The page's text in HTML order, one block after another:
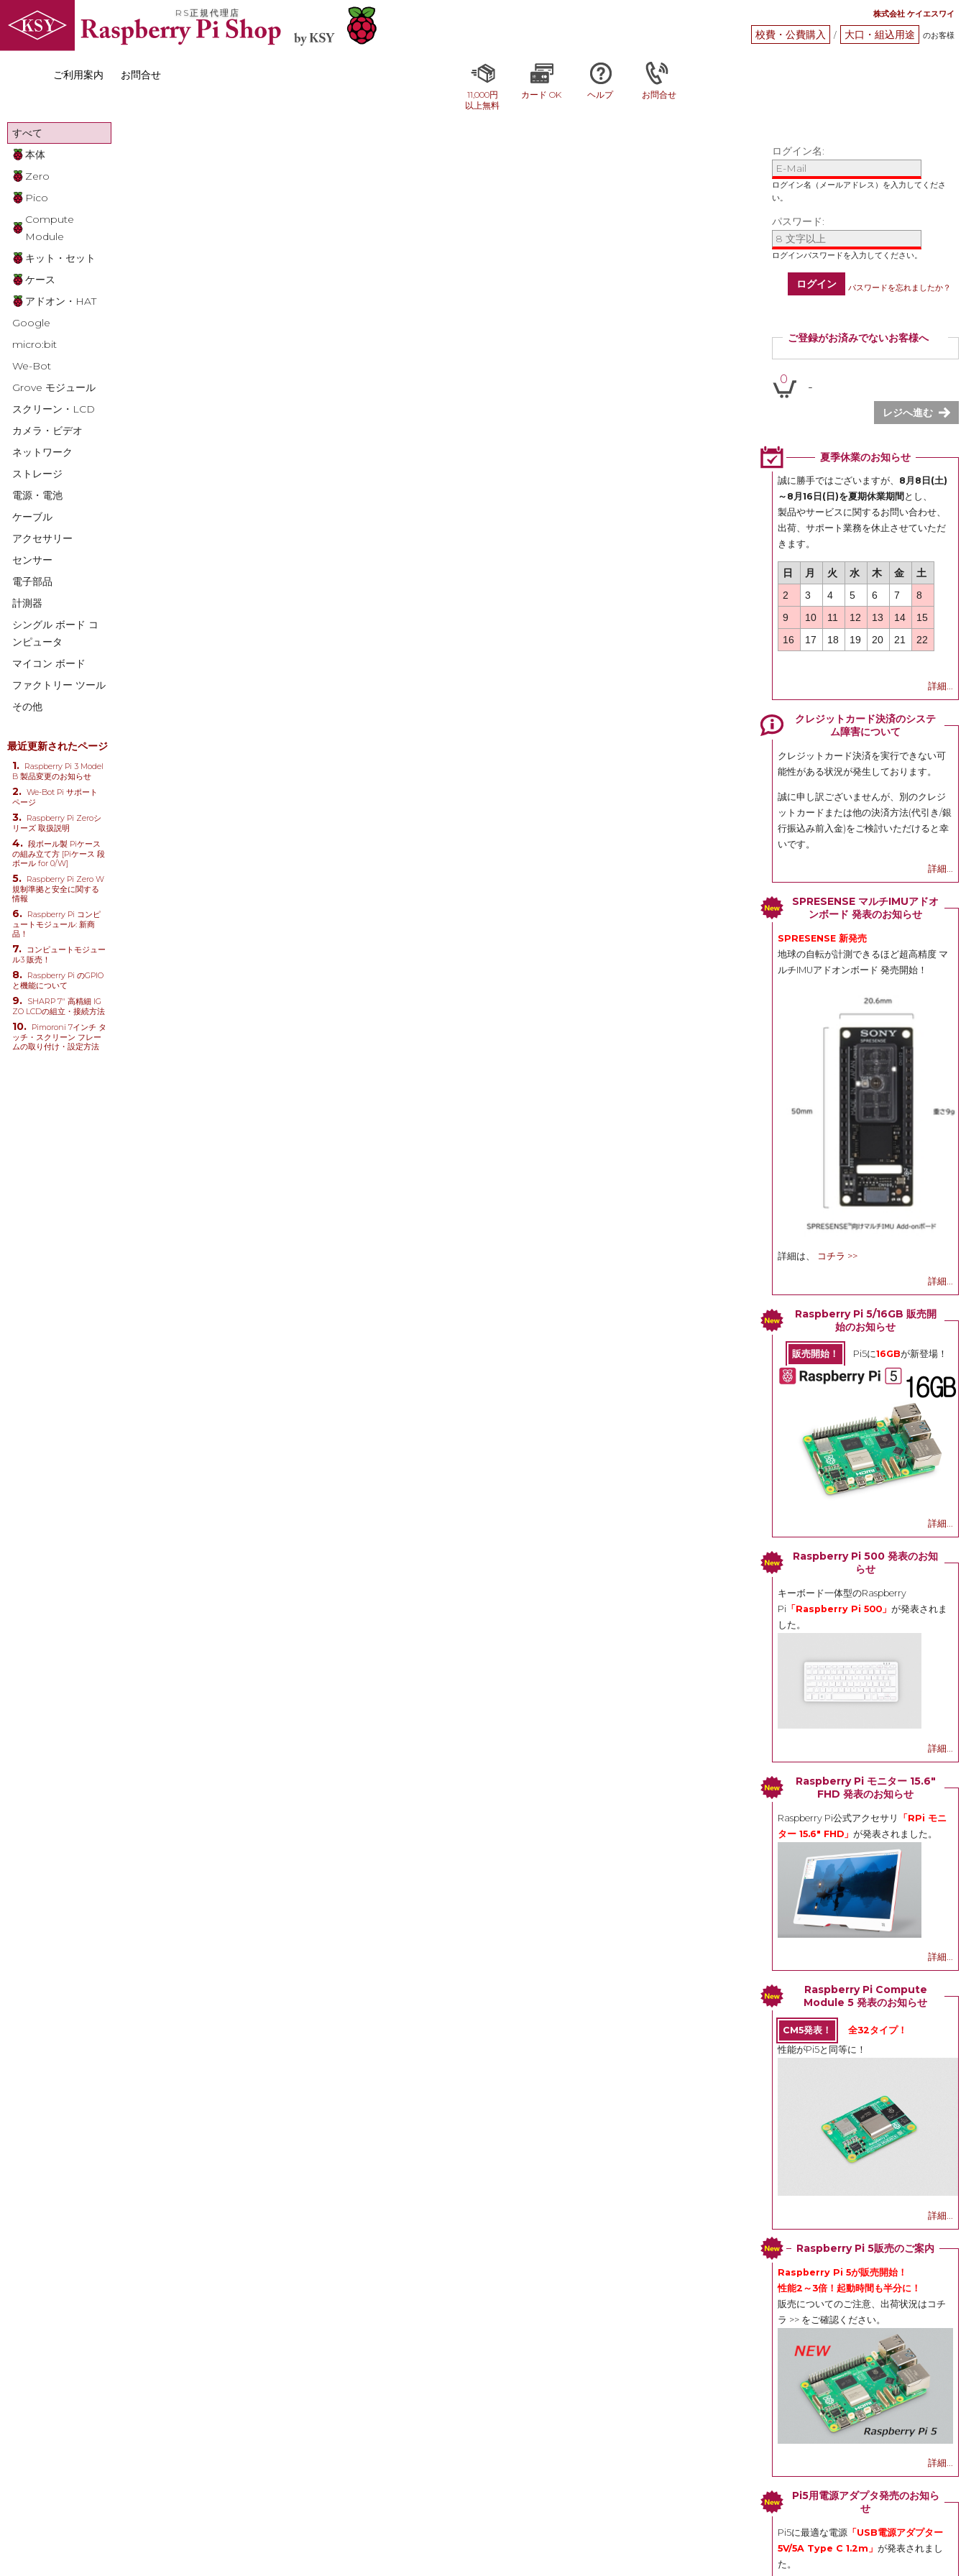
RS正規代理店 株式会社 ケイエスワイ
校費・公費購入 / 大口・組込用途 のお客様
ご利用案内 お問合せ
11,000円
以上無料
カード OK ヘルプ お問合せ
すべて
本体
Zero
Pico
Compute
Module
キット・セット
ケース
アドオン・HAT
Google
micro:bit
We-Bot
Grove モジュール
スクリーン・LCD
カメラ・ビデオ
ネットワーク
ストレージ
電源・電池
ケーブル
アクセサリー
センサー
電子部品
計測器
シングル ボード コ
ンピュータ
マイコン ボード
ファクトリー ツール
その他
最近更新されたページ
Raspberry Pi 3 Model
B 製品変更のお知らせ
We-Bot Pi サポート
ページ
Raspberry Pi Zeroシ
リーズ 取扱説明
段ボール製 Piケース
の組み立て方 [Piケース 段
ボール for 0/W]
Raspberry Pi Zero W
規制準拠と安全に関する
情報
Raspberry Pi コンピ
ュートモジュール: 新商
品！
コンピュートモジュー
ル3 販売！
Raspberry Pi のGPIO
と機能について
SHARP 7" 高精細 IG
ZO LCDの組立・接続方法
Pimoroni 7インチ タ
ッチ・スクリーン フレー
ムの取り付け・設定方法
ログイン名:
パスワード:
ログイン パスワードを忘れましたか？
ご登録がお済みでないお客様へ
ご登録いただくと商品ご購入の際、お届け先情報など
を毎回ご入力いただかなくても簡単にご注文いただけ
ます。
ぜひご登録ください。
登録
0
-
レジへ進む
夏季休業のお知らせ
誠に勝手ではございますが、 8月8日(土)
～8月16日(日)を夏期休業期間 とし、
製品やサービスに関するお問い合わせ、
出荷、サポート業務を休止させていただ
きます。
日 月 火 水 木 金
土
2
3 4 5 6 7
8
9
10 11 12 13 14
15
16
17 18 19 20 21 22
詳細...
クレジットカード決済のシステ
ム障害について
クレジットカード決済を実行できない可
能性がある状況が発生しております。
誠に申し訳ございませんが、別のクレジ
ットカードまたは他の決済方法(代引き/銀
行振込み前入金)をご検討いただけると幸
いです。
詳細...
SPRESENSE マルチIMUアドオ
ンボード 発表のお知らせ
SPRESENSE 新発売
地球の自転が計測できるほど超高精度 マ
ルチIMUアドオンボード 発売開始！
詳細は、 コチラ >>
詳細...
Raspberry Pi 5/16GB 販売開
始のお知らせ
販売開始！ Pi5に16GBが新登場！
詳細...
Raspberry Pi 500 発表のお知
らせ
キーボード一体型のRaspberry
Pi 「Raspberry Pi 500」 が発表されま
した。
詳細...
Raspberry Pi モニター 15.6"
FHD 発表のお知らせ
Raspberry Pi公式アクセサリ
「RPi モニ
ター 15.6" FHD」 が発表されました。
詳細...
Raspberry Pi Compute
Module 5 発表のお知らせ
CM5発表！
全32タイプ！
性能がPi5と同等に！
詳細...
Raspberry Pi 5販売のご案内
Raspberry Pi 5が販売開始！
性能2～3倍！起動時間も半分に！
販売についてのご注意、出荷状況は コチ
ラ >> をご確認ください。
詳細...
Pi5用電源アダプタ発売のお知ら
せ
Pi5に最適な電源 「USB電源アダプター
5V/5A Type C 1.2m」 が発表されまし
た。